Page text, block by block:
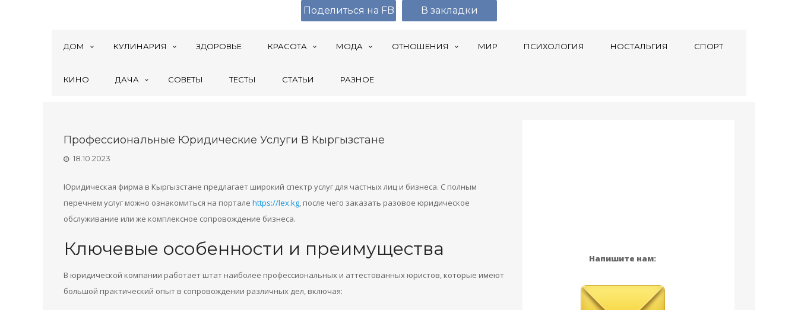
ДОМ КУЛИНАРИЯ ЗДОРОВЬЕ КРАСОТА МОДА ОТНОШЕНИЯ МИР ПСИХОЛОГИЯ НОСТАЛЬГИЯ СПОРТ
КИНО ДАЧА СОВЕТЫ ТЕСТЫ СТАТЬИ РАЗНОЕ
Профессиональные Юридические Услуги В Кыргызстане
18.10.2023
Юридическая фирма в Кыргызстане предлагает широкий спектр услуг для частных лиц и бизнеса. С полным
перечнем услуг можно ознакомиться на портале https://lex.kg, после чего заказать разовое юридическое
обслуживание или же комплексное сопровождение бизнеса.
Ключевые особенности и преимущества
В юридической компании работает штат наиболее профессиональных и аттестованных юристов, которые имеют
большой практический опыт в сопровождении различных дел, включая:
Напишите нам:
Поделиться на FB В закладки